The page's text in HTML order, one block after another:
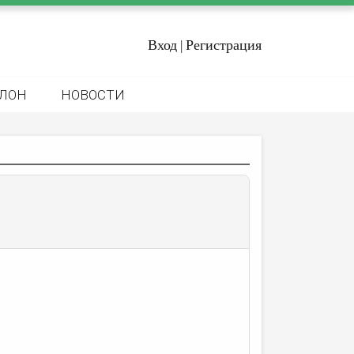
Вход | Регистрация
НОВОСТИ